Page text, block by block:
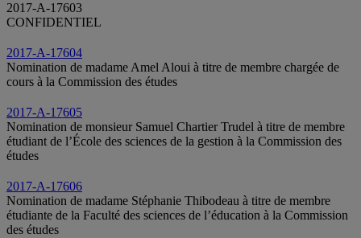
2017-A-17603
CONFIDENTIEL
2017-A-17604
Nomination de madame Amel Aloui à titre de membre chargée de
cours à la Commission des études
2017-A-17605
Nomination de monsieur Samuel Chartier Trudel à titre de membre
étudiant de l’École des sciences de la gestion à la Commission des
études
2017-A-17606
Nomination de madame Stéphanie Thibodeau à titre de membre
étudiante de la Faculté des sciences de l’éducation à la Commission
des études